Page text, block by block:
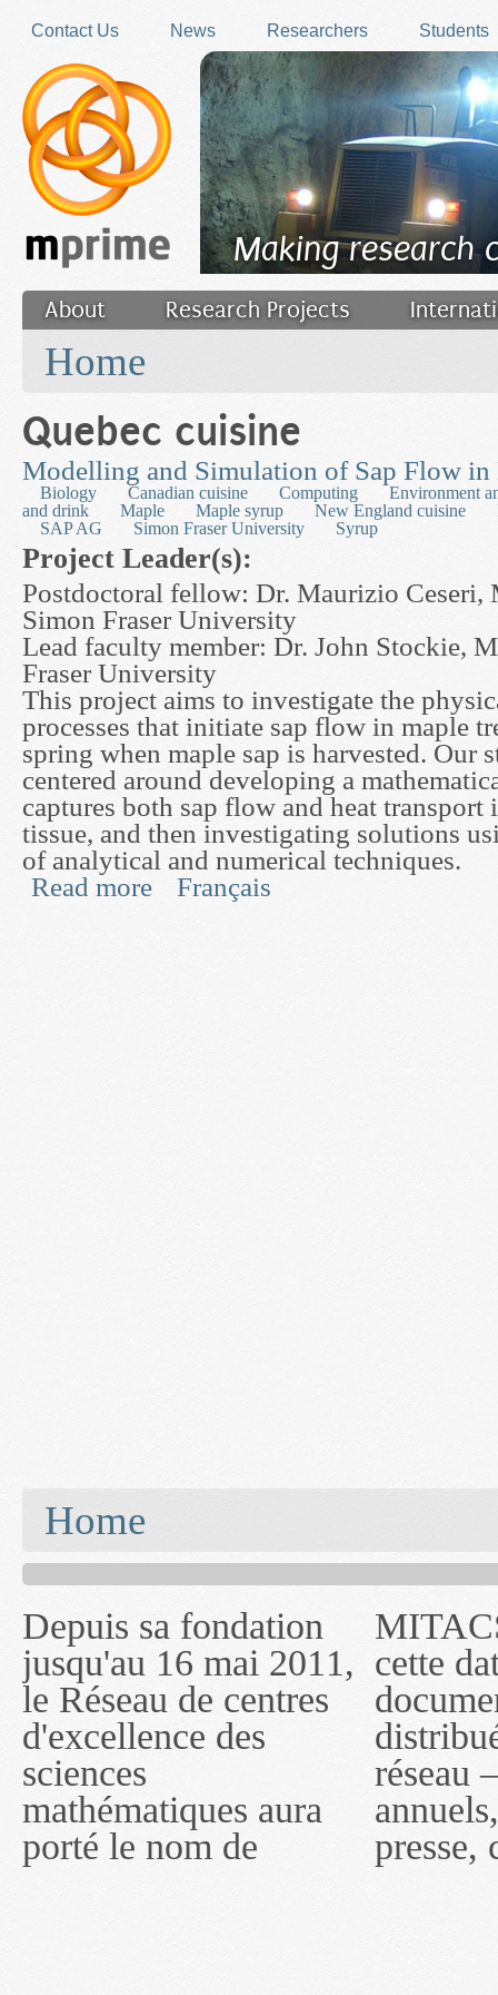
Contact Us
News Researchers Students
Making research
About Research Projects
Filler
Home
Quebec cuisine
Modelling and Simulation of Sap Flow in
Biology Canadian cuisine Computing
Environment
and drink
Maple Maple syrup New England cuisine
SAP AG
Simon Fraser University Syrup
Project Leader(s):
Postdoctoral fellow: Dr. Maurizio Ceseri,
Simon Fraser University
Lead faculty member: Dr. John Stockie,
Fraser University
This project aims to investigate the
processes that initiate sap flow in maple
spring when maple sap is harvested. Our
centered around developing a
captures both sap flow and heat
tissue, and then investigating solutions
of analytical and numerical techniques.
Read more about Modelling and Simulation of Sap Flow in
Français
Home
Depuis sa fondation
jusqu'au 16 mai 2011,
le Réseau de centres
d'excellence des
sciences
mathématiques aura
porté le nom de
MITACS inc. Jusqu'à
cette date, les
documents publiés ou
distribués par ce
réseau — rapports
annuels, coupures de
presse, communiqués
— l'auront désigné
sous le nom de
MITACS inc. À
compter du 16 mai
2011, toutefois, le
réseau portera le nom